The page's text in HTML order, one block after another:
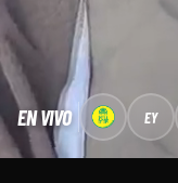
EN VIVO EY